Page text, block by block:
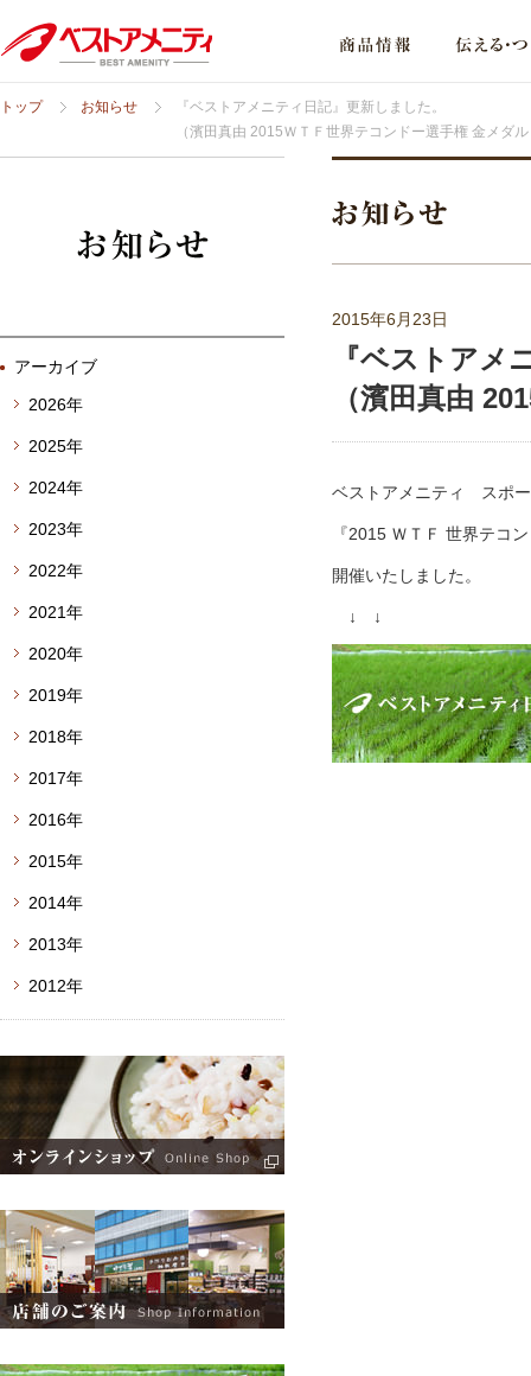
トップ お知らせ
『ベストアメニティ日記』更新しました。
（濱田真由 2015ＷＴＦ世界テコンドー選手権 金メダ
2015年6月23日
『ベストアメ
（濱田真由
ベストアメニティ スポ
『2015 ＷＴＦ 世界テ
開催いたしました。
↓ ↓
アーカイブ
2026年
2025年
2024年
2023年
2022年
2021年
2020年
2019年
2018年
2017年
2016年
2015年
2014年
2013年
2012年